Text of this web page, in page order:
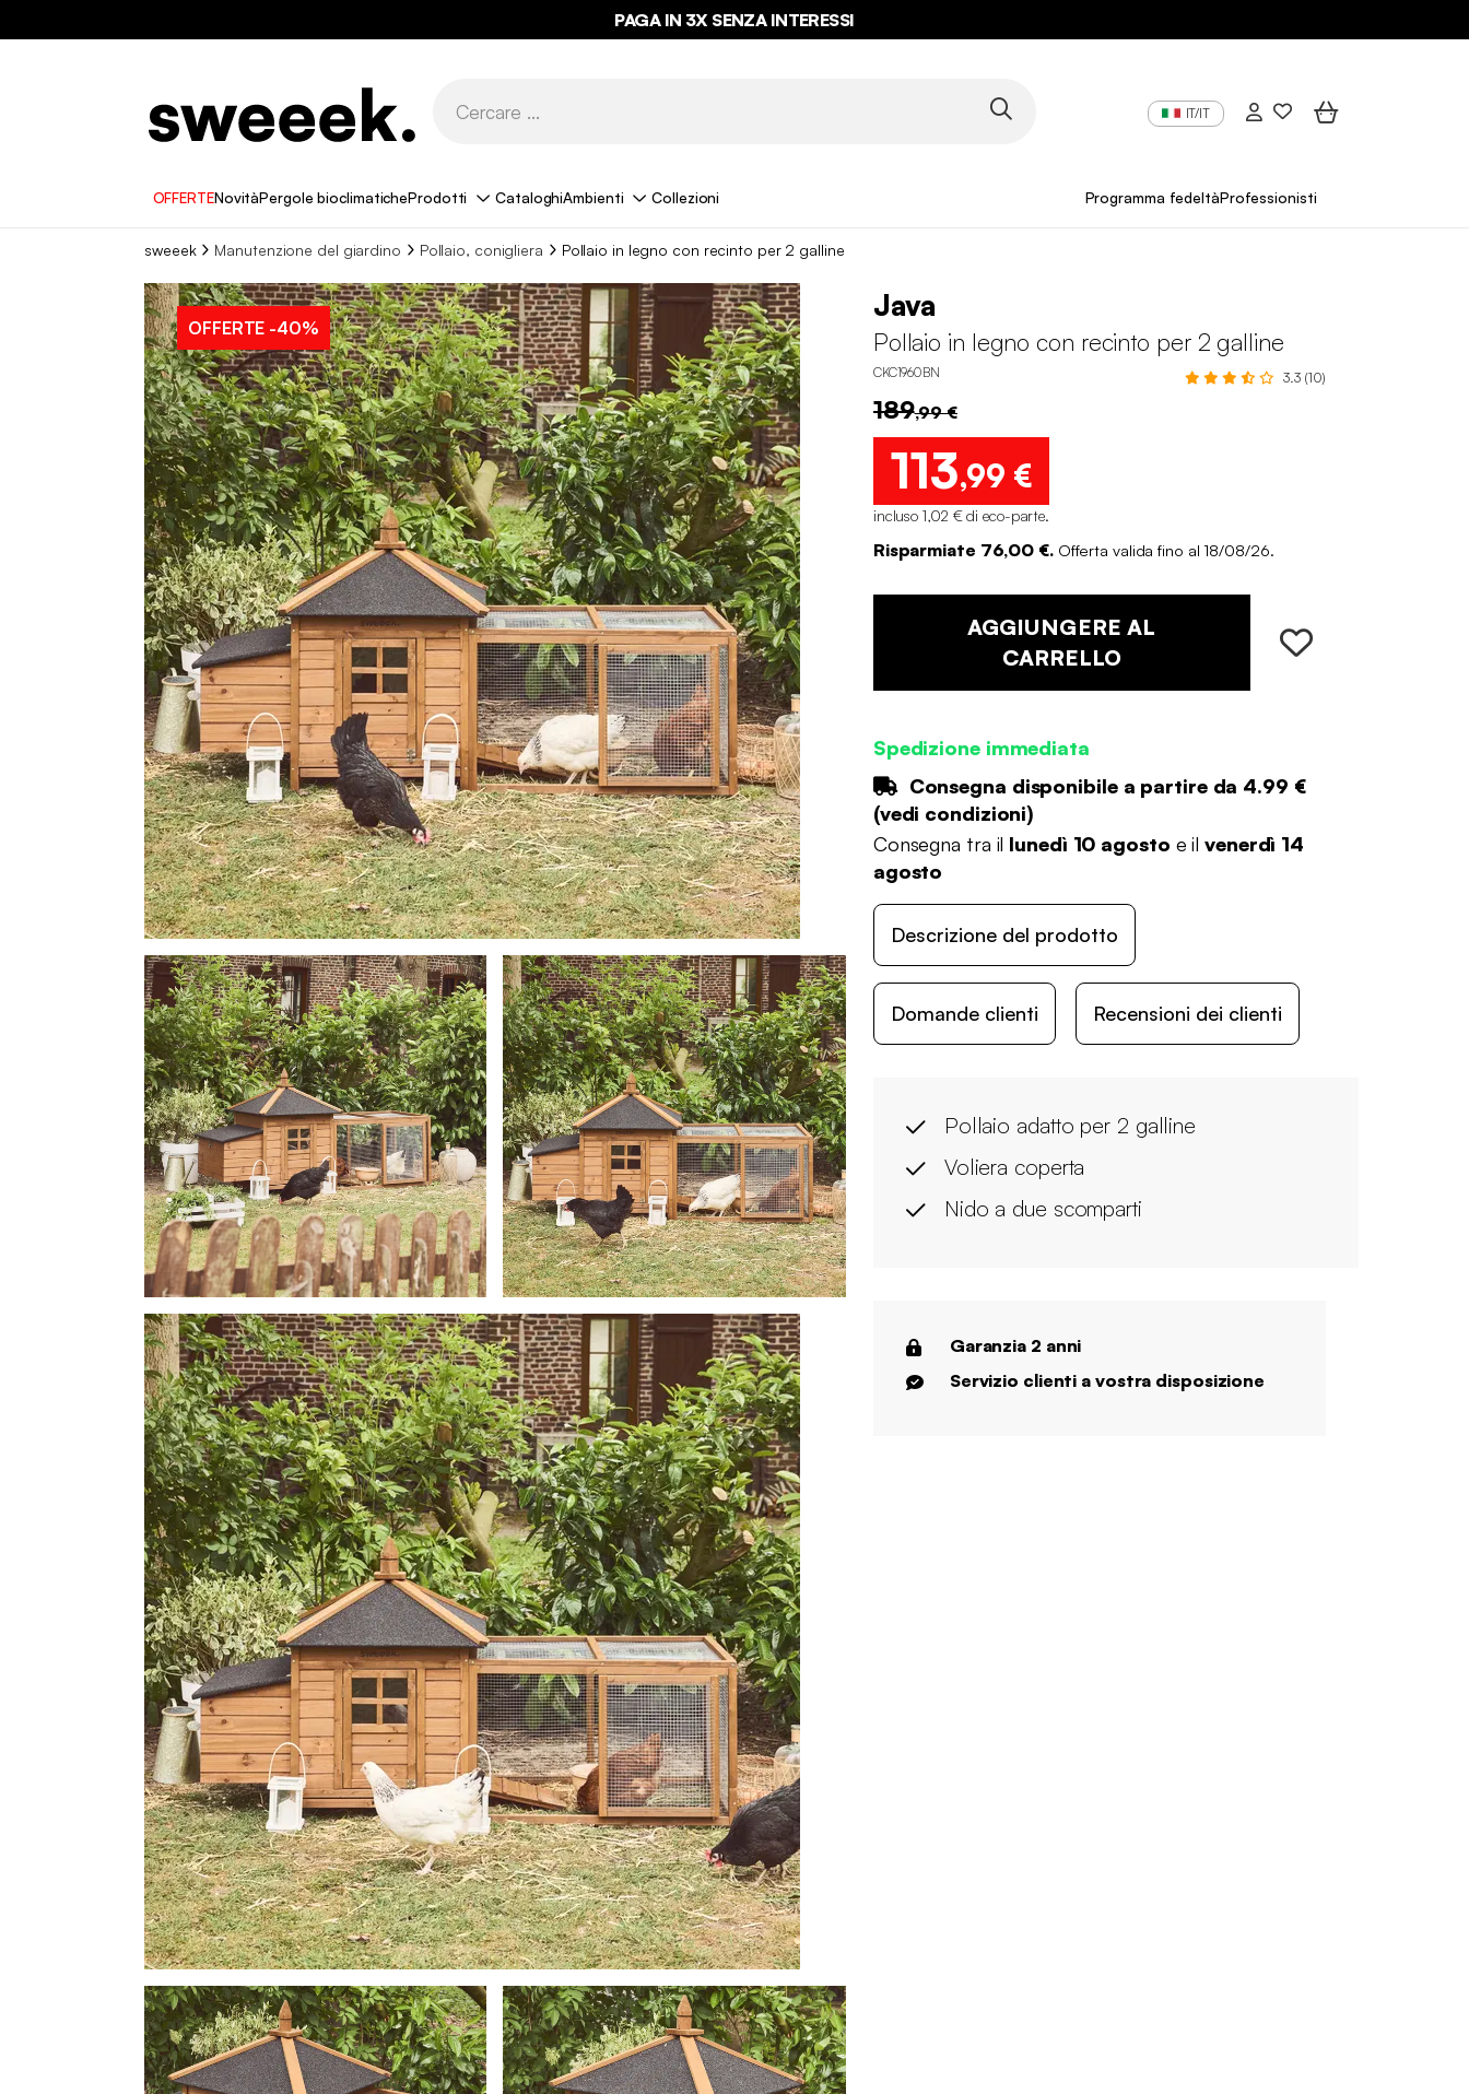
PAGA IN 3X SENZA INTERESSI
IT/IT
OFFERTENovitàPergole bioclimaticheProdotti CataloghiAmbienti Collezioni Programma fedeltàProfessionisti
sweeek Manutenzione del giardino Pollaio, conigliera Pollaio in legno con recinto per 2 galline
OFFERTE -40%
Java
Pollaio in legno con recinto per 2 galline
CKC1960BN 3.3 (10)
189,99 €
113,99 €
incluso 1,02 € di eco-parte.
Risparmiate 76,00 €. Offerta valida fino al 18/08/26.
AGGIUNGERE AL
CARRELLO
Spedizione immediata
Consegna disponibile a partire da 4.99 €
(vedi condizioni)
Consegna tra il lunedì 10 agosto e ilvenerdì 14
agosto
Descrizione del prodotto
Domande clienti Recensioni dei clienti
Pollaio adatto per 2 galline
Voliera coperta
Nido a due scomparti
Garanzia 2 anni
Servizio clienti a vostra disposizione